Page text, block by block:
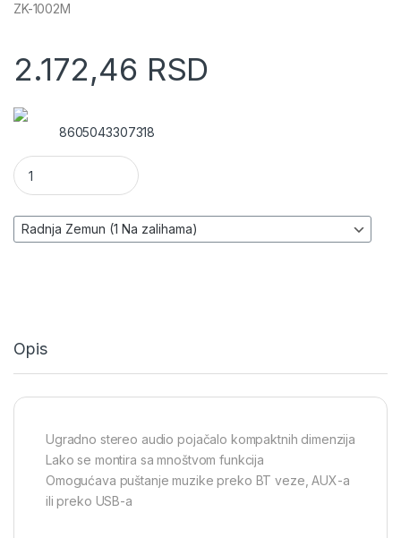
ZK-1002M
2.172,46 RSD
8605043307318
Ugradno stereo pojačalo 2x100W količina
Opis
Ugradno stereo audio pojačalo kompaktnih dimenzija
Lako se montira sa mnoštvom funkcija
Omogućava puštanje muzike preko BT veze, AUX-a
ili preko USB-a